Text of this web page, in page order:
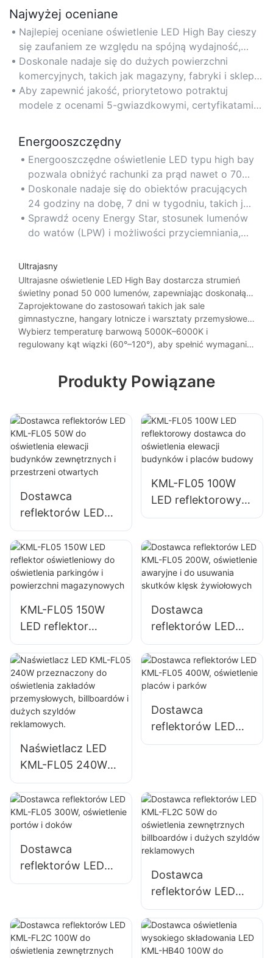
Najwyżej oceniane
Najlepiej oceniane oświetlenie LED High Bay cieszy
się zaufaniem ze względu na spójną wydajność,
potwierdzone opinie klientów oraz certyfikaty
branżowe, takie jak UL lub DLC.
Doskonale nadaje się do dużych powierzchni
komercyjnych, takich jak magazyny, fabryki i sklepy
detaliczne, gdzie wymagane jest niezawodne i
długotrwałe oświetlenie.
Aby zapewnić jakość, priorytetowo potraktuj
modele z ocenami 5-gwiazdkowymi, certyfikatami
negatywnych opinii.
Energooszczędny
Energooszczędne oświetlenie LED typu high bay
pozwala obniżyć rachunki za prąd nawet o 70%
w porównaniu z tradycyjnymi oprawami HID lub
świetlówkowymi.
Doskonale nadaje się do obiektów pracujących
24 godziny na dobę, 7 dni w tygodniu, takich jak
centra danych, zakłady produkcyjne i chłodnie.
Sprawdź oceny Energy Star, stosunek lumenów
do watów (LPW) i możliwości przyciemniania,
Ultrajasny
Ultrajasne oświetlenie LED High Bay dostarcza strumień
świetlny ponad 50 000 lumenów, zapewniając doskonałą
widoczność w dużych pomieszczeniach z wysokimi
sufitami.
Zaprojektowane do zastosowań takich jak sale
gimnastyczne, hangary lotnicze i warsztaty przemysłowe
wymagające intensywnego, równomiernego oświetlenia.
Wybierz temperaturę barwową 5000K–6000K i
regulowany kąt wiązki (60°–120°), aby spełnić wymagania
Produkty Powiązane
Dostawca
reflektorów LED
KML-FL05 50W do
oświetlenia elewacji
budynków
zewnętrznych i
otwartych
KML-FL05 100W
LED reflektorowy
dostawca do
budynków i placów
budowy
KML-FL05 150W
LED reflektor
oświetleniowy do
oświetlenia
parkingów i
powierzchni
magazynowych
Dostawca
reflektorów LED
KML-FL05 200W,
oświetlenie
awaryjne i do
usuwania skutków
klęsk żywiołowych
Naświetlacz LED
KML-FL05 240W
przeznaczony do
oświetlenia
zakładów
przemysłowych,
billboardów i
dużych szyldów
reklamowych.
Dostawca
reflektorów LED
KML-FL05 400W,
Dostawca
reflektorów LED
KML-FL05 300W,
i doków
Dostawca
reflektorów LED
KML-FL2C 50W do
oświetlenia
zewnętrznych